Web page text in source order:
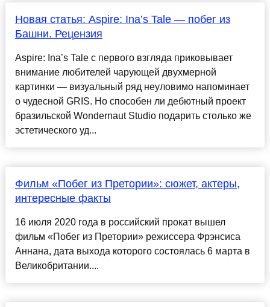
Новая статья: Aspire: Ina’s Tale — побег из
Башни. Рецензия
Aspire: Ina’s Tale с первого взгляда приковывает
внимание любителей чарующей двухмерной
картинки — визуальный ряд неуловимо напоминает
о чудесной GRIS. Но способен ли дебютный проект
бразильской Wondernaut Studio подарить столько же
эстетического уд...
Фильм «Побег из Претории»: сюжет, актеры,
интересные факты
16 июля 2020 года в российский прокат вышел
фильм «Побег из Претории» режиссера Фрэнсиса
Аннана, дата выхода которого состоялась 6 марта в
Великобритании....